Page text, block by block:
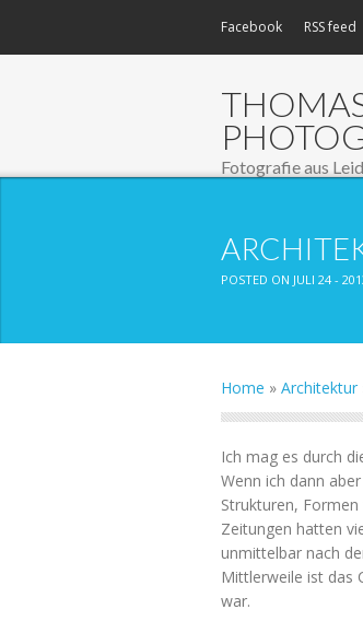
Facebook RSS feed
Fotografie aus
POSTED ON JULI 24 -
Home » Architektur
Ich mag es durch
Wenn ich dann
Strukturen,
Zeitungen hatten
unmittelbar nach
Mittlerweile ist das
war.